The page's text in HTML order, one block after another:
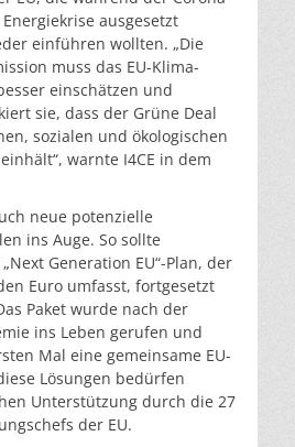
ausgesetzt
einführen wollten. „Die
muss das EU-Klima-
einschätzen und
sie, dass der Grüne Deal
sozialen und ökologischen
warnte I4CE in dem
neue potenzielle
ins Auge. So sollte
Generation EU“-Plan, der
Euro umfasst, fortgesetzt
Paket wurde nach der
ins Leben gerufen und
Mal eine gemeinsame EU-
Lösungen bedürfen
Unterstützung durch die 27
der EU.